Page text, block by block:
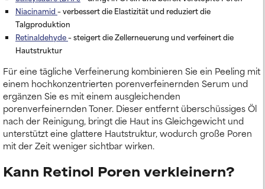
Niacinamid – verbessert die Elastizität und reduziert die
Talgproduktion
Retinaldehyde– steigert die Zellerneuerung und verfeinert die
Hautstruktur
Für eine tägliche Verfeinerung kombinieren Sie ein Peeling mit
einem hochkonzentrierten porenverfeinernden Serum und
ergänzen Sie es mit einem ausgleichenden
porenverfeinernden Toner. Dieser entfernt überschüssiges Öl
nach der Reinigung, bringt die Haut ins Gleichgewicht und
unterstützt eine glattere Hautstruktur, wodurch große Poren
mit der Zeit weniger sichtbar wirken.
Kann Retinol Poren verkleinern?